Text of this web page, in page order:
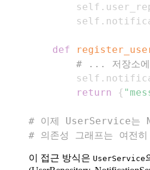
        self
.
        self
.
def
# ... 저장소
        self
.
return
{
# 이제 UserService는
# 의존성 그래프는 여전
이 접근 방식은 UserService